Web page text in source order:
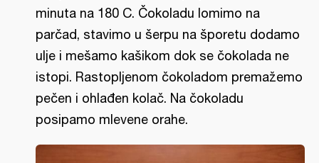
minuta na 180 C. Čokoladu lomimo na
parčad, stavimo u šerpu na šporetu dodamo
ulje i mešamo kašikom dok se čokolada ne
istopi. Rastopljenom čokoladom premažemo
pečen i ohlađen kolač. Na čokoladu
posipamo mlevene orahe.